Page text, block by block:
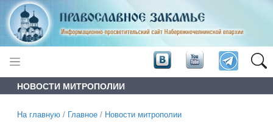
НОВОСТИ МИТРОПОЛИИ
На главную / Главное / Новости митрополии